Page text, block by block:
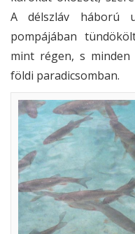
A délszláv háború
pompájában
mint régen, s minden
földi paradicsomban.